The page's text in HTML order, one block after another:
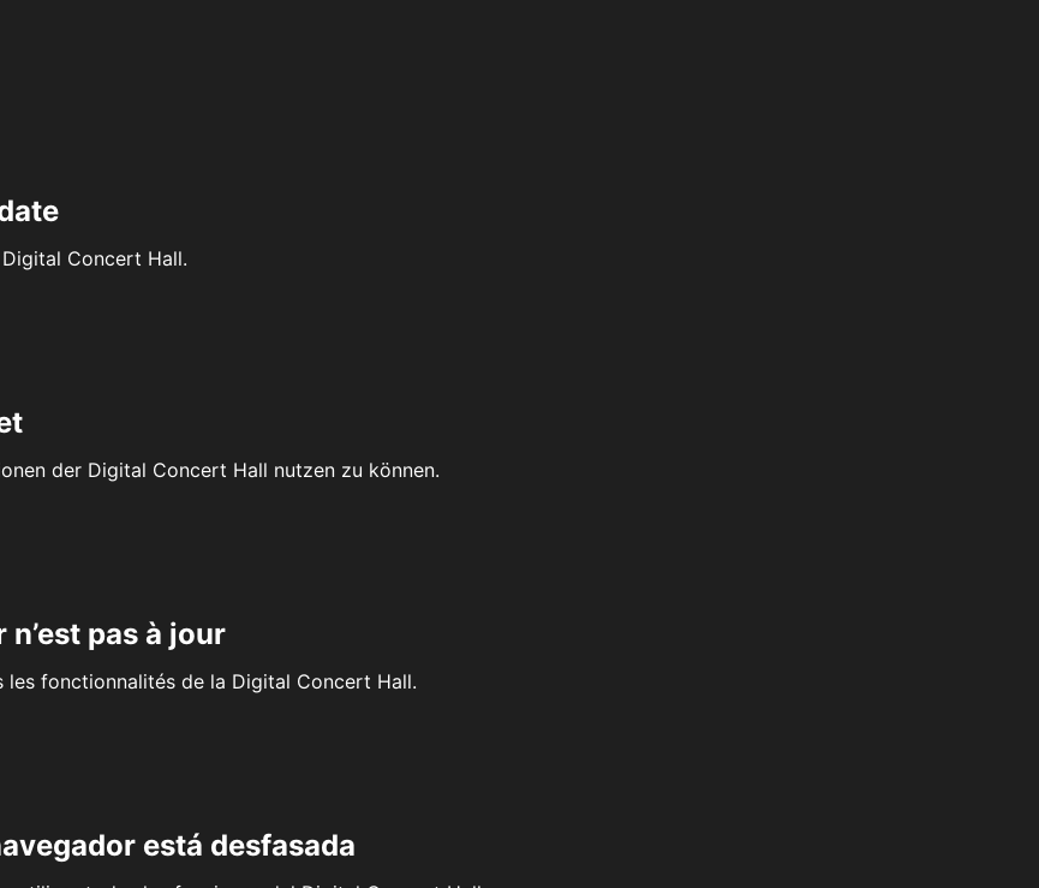
Concert Hall.
der Digital Concert Hall nutzen zu können.
pas à jour
fonctionnalités de la Digital Concert Hall.
está desfasada